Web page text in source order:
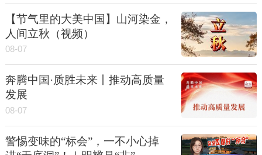
【节气里的大美中国】山河染金，
人间立秋（视频）
08-07
奔腾中国·质胜未来丨推动高质量
发展
08-07
警惕变味的“标会”，一不小心掉